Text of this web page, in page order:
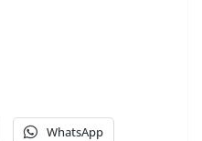
WhatsApp